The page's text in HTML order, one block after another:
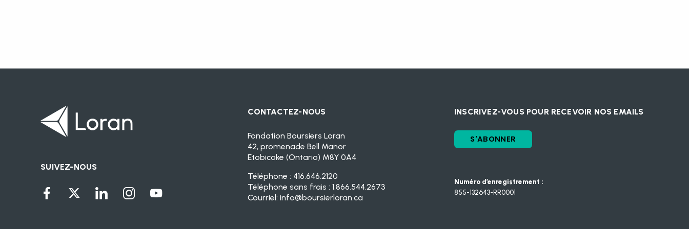
SUIVEZ-NOUS
CONTACTEZ-NOUS
Fondation Boursiers Loran
42, promenade Bell Manor
Etobicoke (Ontario) M8Y 0A4
Téléphone : 416.646.2120
Téléphone sans frais : 1.866.544.2673
Courriel: info@boursierloran.ca
INSCRIVEZ-VOUS POUR RECEVOIR NOS EMAILS
S'ABONNER
Numéro d’enregistrement :
855-132643-RR0001